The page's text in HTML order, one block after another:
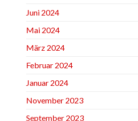
Juni 2024
Mai 2024
März 2024
Februar 2024
Januar 2024
November 2023
September 2023